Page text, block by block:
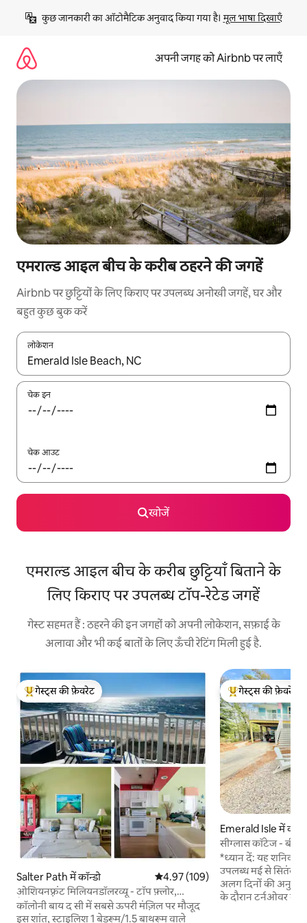
छोड़कर
कॉन्टेंट
कुछ जानकारी का ऑटोमैटिक अनुवाद किया गया है। मूल भाषा दिखाएँ
अपनी जगह को Airbnb पर लाएँ
एमराल्ड आइल बीच के करीब ठहरने की जगहें
Airbnb पर छुट्टियों के लिए किराए पर उपलब्ध अनोखी जगहें, घर और
बहुत कुछ बुक करें
लोकेशन
नतीजों के उपलब्ध होने पर, अप और डाउन 'ऐरो की' का इस्तेमाल करके नेविगेट
चेक इन
चेक आउट
खोजें
एमराल्ड आइल बीच के करीब छुट्टियाँ बिताने के
लिए किराए पर उपलब्ध टॉप-रेटेड जगहें
गेस्ट सहमत हैं : ठहरने की इन जगहों को अपनी लोकेशन, सफ़ाई के
अलावा और भी कई बातों के लिए ऊँची रेटिंग मिली हुई है.
गेस्ट्स का टॉप फ़ेवरेट
गेस्ट्स की फ़ेवरेट
Salter Path में कॉन्डो औसत रेटिंग 5 में से 4.97, 109 समीक्षाएँ
4.97 (109)
ओशियनफ़्रंट मिलियनडॉलरव्यू - टॉप फ़्लोर,
पैनोरमिक
कॉलोनी बाय द सी में सबसे ऊपरी मंज़िल पर मौजूद
इस शांत, स्टाइलिश 1 बेडरूम/1.5 बाथरूम वाले
गेस्ट्स का टॉप फ़ेवरेट
गेस्ट्स की फ़ेवरेट
Emerald Isle में
सीग्लास कॉटेज -
साथ
*ध्यान दें: यह शनिवार
उपलब्ध मई से सितंबर
अलग दिनों की
के दौरान टर्नओवर के दिनों